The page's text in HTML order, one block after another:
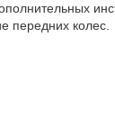
передних колес.